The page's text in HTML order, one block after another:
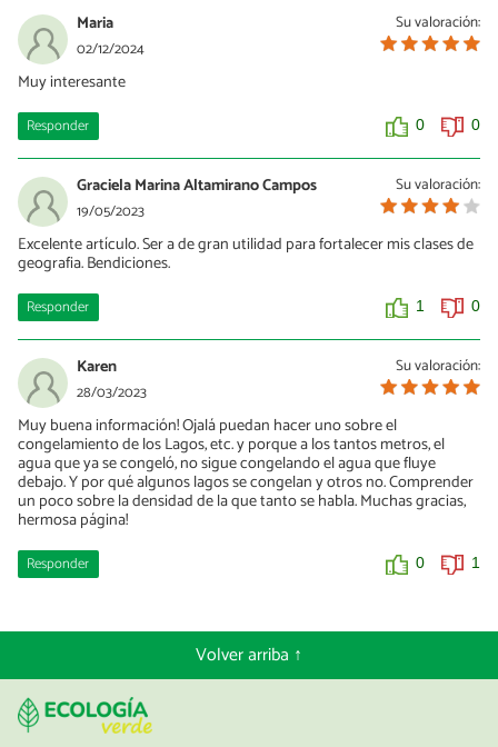
Su valoración:
Maria
02/12/2024
Muy interesante
Responder 0 0
Su valoración:
Graciela Marina Altamirano Campos
19/05/2023
Excelente artículo. Ser a de gran utilidad para fortalecer mis clases de
geografia. Bendiciones.
Responder 1 0
Su valoración:
Karen
28/03/2023
Muy buena información! Ojalá puedan hacer uno sobre el
congelamiento de los Lagos, etc. y porque a los tantos metros, el
agua que ya se congeló, no sigue congelando el agua que fluye
debajo. Y por qué algunos lagos se congelan y otros no. Comprender
un poco sobre la densidad de la que tanto se habla. Muchas gracias,
hermosa página!
Responder 0 1
Volver arriba ↑